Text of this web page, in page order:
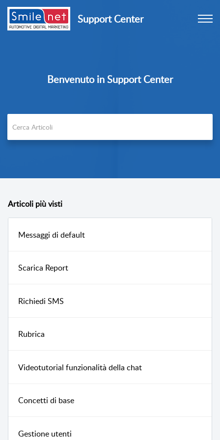
Support Center
Benvenuto in Support Center
Articoli più visti
Messaggi di default
Scarica Report
Richiedi SMS
Rubrica
Videotutorial funzionalità della chat
Concetti di base
Gestione utenti